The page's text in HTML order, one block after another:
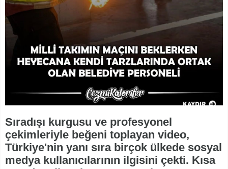
Sıradışı kurgusu ve profesyonel
çekimleriyle beğeni toplayan video,
Türkiye'nin yanı sıra birçok ülkede sosyal
medya kullanıcılarının ilgisini çekti. Kısa